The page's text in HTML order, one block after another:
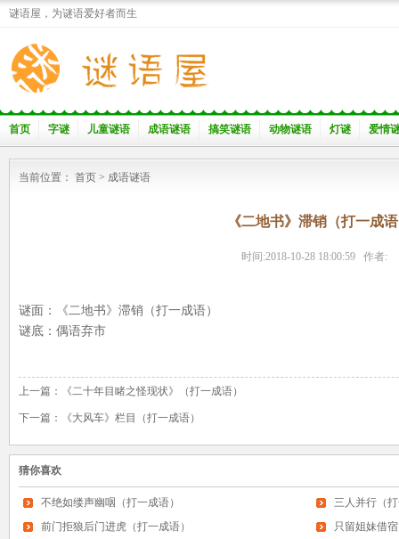
谜语屋，为谜语爱好者而生
首页 字谜 儿童谜语 成语谜语 搞笑谜语 动物谜语 灯谜 爱情
当前位置： 首页 > 成语谜语
《二地书》滞销（打一成
时间:2018-10-28 18:00:59 作者:
谜面：《二地书》滞销（打一成语）
谜底：偶语弃市
上一篇： 《二十年目睹之怪现状》（打一成语）
下一篇： 《大风车》栏目（打一成语）
猜你喜欢
不绝如缕声幽咽（打一成语）
三人并行（
前门拒狼后门进虎（打一成语）
只留姐妹借